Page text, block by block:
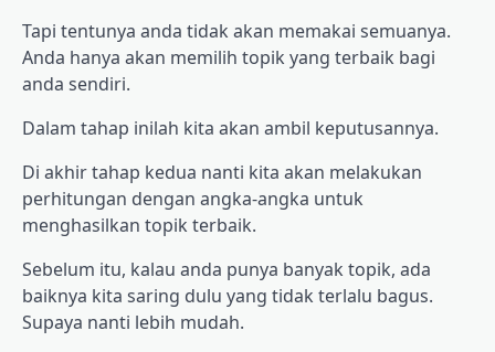
Tapi tentunya anda tidak akan memakai semuanya.
Anda hanya akan memilih topik yang terbaik bagi
anda sendiri.
Dalam tahap inilah kita akan ambil keputusannya.
Di akhir tahap kedua nanti kita akan melakukan
perhitungan dengan angka-angka untuk
menghasilkan topik terbaik.
Sebelum itu, kalau anda punya banyak topik, ada
baiknya kita saring dulu yang tidak terlalu bagus.
Supaya nanti lebih mudah.